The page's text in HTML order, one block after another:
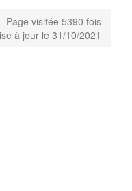
Page visitée 5390 fois
à jour le 31/10/2021